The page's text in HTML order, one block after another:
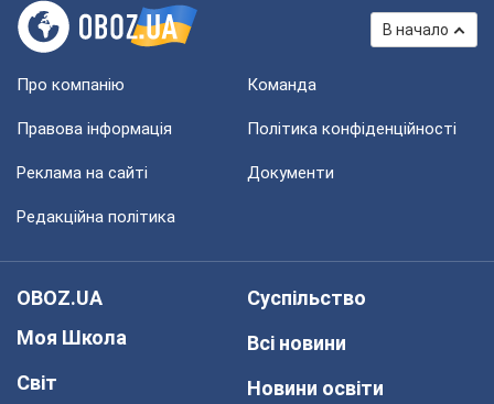
В начало
Про компанію Команда
Правова інформація Політика конфіденційності
Реклама на сайті Документи
Редакційна політика
OBOZ.UA
Моя Школа
Світ
Суспільство
Всі новини
Новини освіти